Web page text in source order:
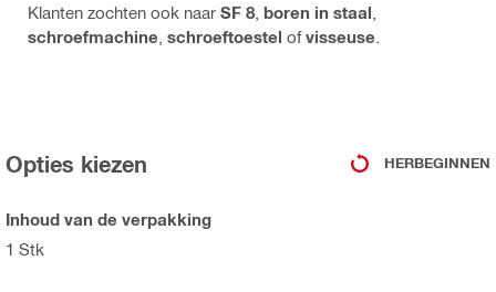
Klanten zochten ook naar SF 8 boren in staal
schroefmachine schroeftoestel ofvisseuse
Opties kiezen HERBEGINNEN
Inhoud van de verpakking
1 Stk